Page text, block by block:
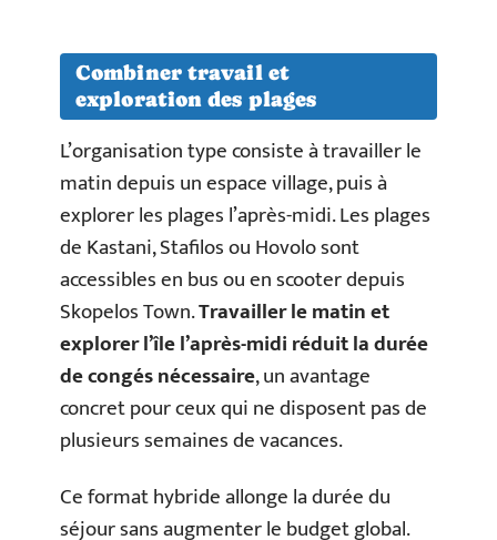
Combiner travail et
exploration des plages
L’organisation type consiste à travailler le
matin depuis un espace village, puis à
explorer les plages l’après-midi. Les plages
de Kastani, Stafilos ou Hovolo sont
accessibles en bus ou en scooter depuis
Skopelos Town.Travailler le matin et
explorer l’île l’après-midi réduit la durée
de congés nécessaire, un avantage
concret pour ceux qui ne disposent pas de
plusieurs semaines de vacances.
Ce format hybride allonge la durée du
séjour sans augmenter le budget global.